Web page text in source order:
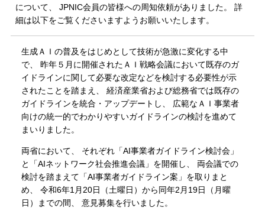
について、 JPNIC会員の皆様への周知依頼がありました。 詳
細は以下をご覧くださいますようお願いいたします。
生成ＡＩの普及をはじめとして技術が急激に変化する中
で、 昨年５月に開催されたＡＩ戦略会議において既存のガ
イドラインに関して必要な改定などを検討する必要性が示
されたことを踏まえ、 経済産業省および総務省では既存の
ガイドラインを統合・アップデートし、 広範なＡＩ事業者
向けの統一的でわかりやすいガイドラインの検討を進めて
まいりました。
両省において、 それぞれ「AI事業者ガイドライン検討会」
と「AIネットワーク社会推進会議」を開催し、 両会議での
検討を踏まえて「AI事業者ガイドライン案」を取りまと
め、 令和6年1月20日（土曜日）から同年2月19日（月曜
日）までの間、 意見募集を行いました。